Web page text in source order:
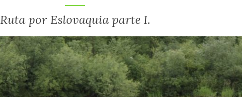
Ruta por Eslovaquia parte I.